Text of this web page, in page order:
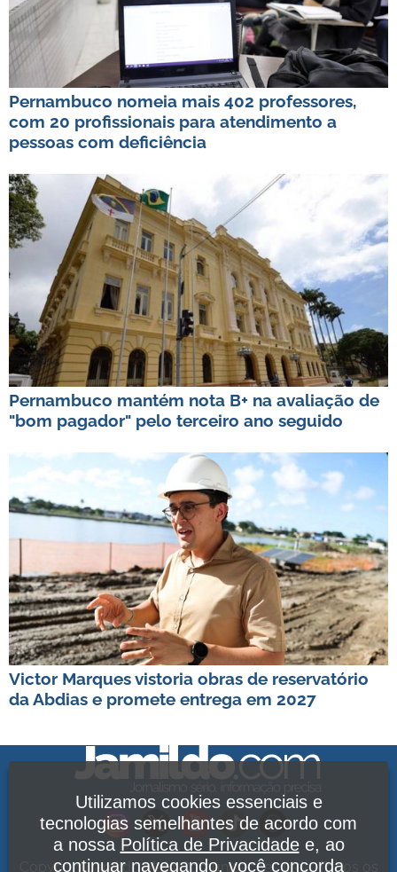
Pernambuco nomeia mais 402 professores,
com 20 profissionais para atendimento a
pessoas com deficiência
Pernambuco mantém nota B+ na avaliação de
"bom pagador" pelo terceiro ano seguido
Victor Marques vistoria obras de reservatório
da Abdias e promete entrega em 2027
Copyright Jamildo Melo Comunicações Ltda. Todos os
Utilizamos cookies essenciais e
tecnologias semelhantes de acordo com
a nossa Política de Privacidadee, ao
continuar navegando, você concorda